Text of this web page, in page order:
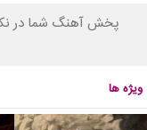
پخش آهنگ شما در
ویژه ها